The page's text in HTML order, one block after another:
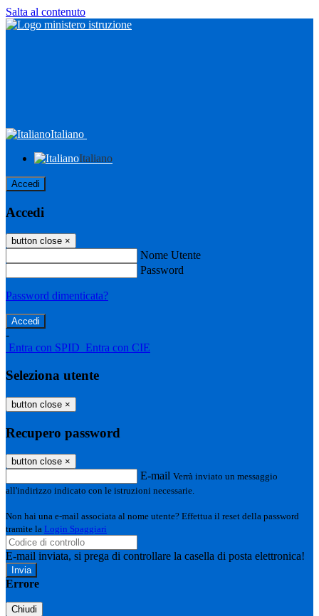
Salta al contenuto
Italiano
Italiano
Accedi
Accedi
button close ×
Nome Utente
Password
Password dimenticata?
-
Entra con SPID Entra con CIE
Seleziona utente
button close ×
Recupero password
button close ×
E-mail Verrà inviato un messaggio
all'indirizzo indicato con le istruzioni necessarie.
Non hai una e-mail associata al nome utente? Effettua il reset della password
tramite la Login Spaggiari
E-mail inviata, si prega di controllare la casella di posta elettronica!
Errore
Chiudi